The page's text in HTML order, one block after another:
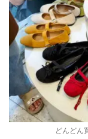
どんどん